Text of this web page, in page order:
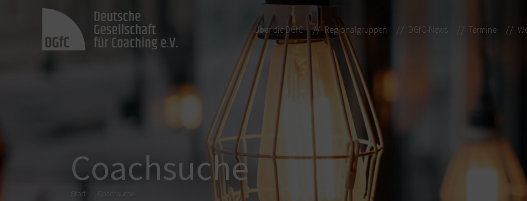
Über die DGfC Regionalgruppen DGfC-News Termine
Coachsuche
Sie befinden sich hier:
Start